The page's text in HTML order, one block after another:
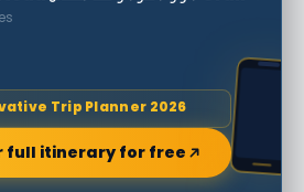
Trip Planner 2026
full itinerary for free